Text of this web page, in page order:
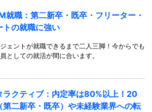
就職：第二新卒・既卒・フリーター・
トの就職に強い
ェントが就職できるまで二人三脚！今からでも
としての就活が間に合います。
ラクティブ：内定率は80%以上！20
第二新卒・既卒）や未経験業界への転